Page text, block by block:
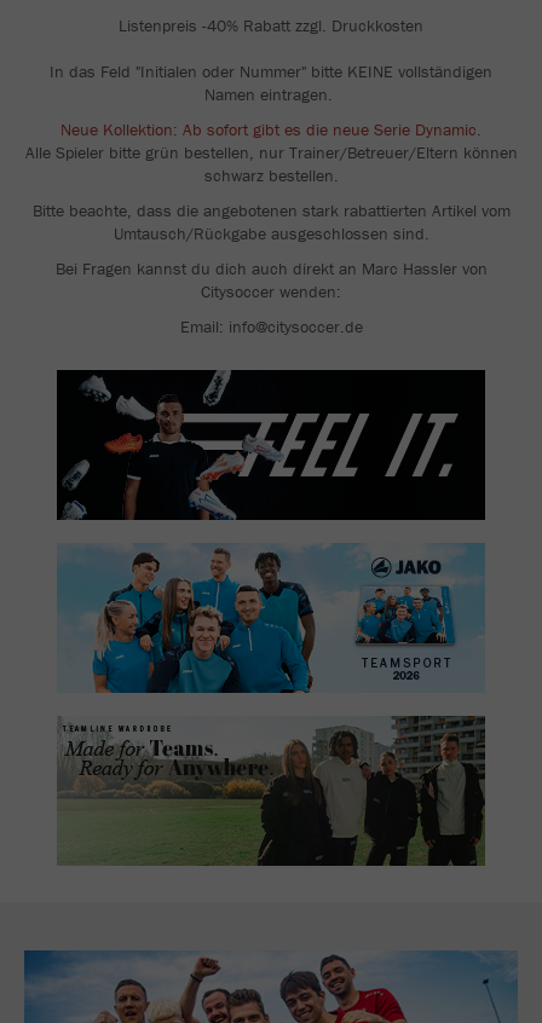
Listenpreis -40% Rabatt zzgl. Druckkosten
In das Feld "Initialen oder Nummer" bitte KEINE vollständigen
Namen eintragen.
Neue Kollektion: Ab sofort gibt es die neue Serie Dynamic.
Alle Spieler bitte grün bestellen, nur Trainer/Betreuer/Eltern können
schwarz bestellen.
Bitte beachte, dass die angebotenen stark rabattierten Artikel vom
Umtausch/Rückgabe ausgeschlossen sind.
Bei Fragen kannst du dich auch direkt an Marc Hassler von
Citysoccer wenden:
Email: info@citysoccer.de